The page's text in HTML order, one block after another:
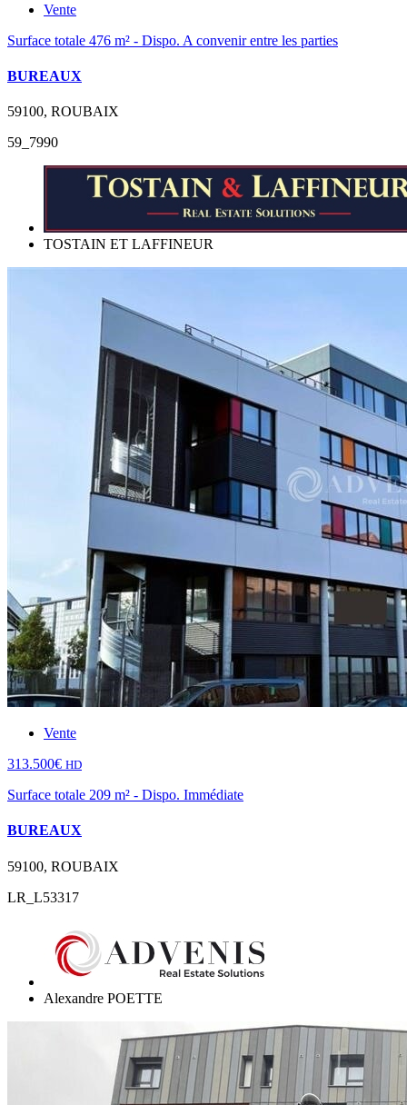
Vente
Surface totale 476 m² - Dispo. A convenir entre les parties
BUREAUX
59100, ROUBAIX
59_7990
TOSTAIN ET LAFFINEUR
Vente
313.500€ HD
Surface totale 209 m² - Dispo. Immédiate
BUREAUX
59100, ROUBAIX
LR_L53317
Alexandre POETTE